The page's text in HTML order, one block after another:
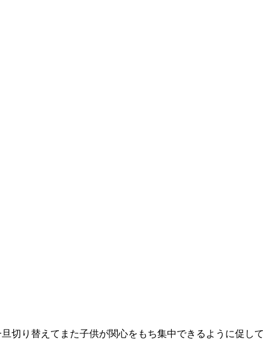
切り替えてまた子供が関心をもち集中できるように促して